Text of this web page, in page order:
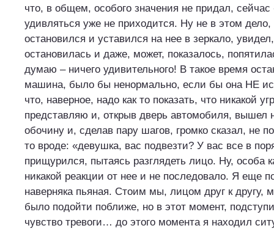
что, в общем, особого значения не придал, сейчас
удивляться уже не приходится. Ну не в этом дело,
остановился и уставился на нее в зеркало,
остановилась и даже, может, показалось,
думаю – ничего удивительного! В такое время
машина, было бы ненормально, если бы она НЕ
что, наверное, надо как то показать, что никакой
представляю и, открыв дверь автомобиля, вышел
обочину и, сделав пару шагов, громко сказал, не
то вроде: «девушка, вас подвезти? У вас все в
прищурился, пытаясь разглядеть лицо. Ну, особа
никакой реакции от нее и не последовало. Я еще
наверняка пьяная. Стоим мы, лицом друг к другу,
было подойти поближе, но в этот момент,
чувство тревоги… до этого момента я находил